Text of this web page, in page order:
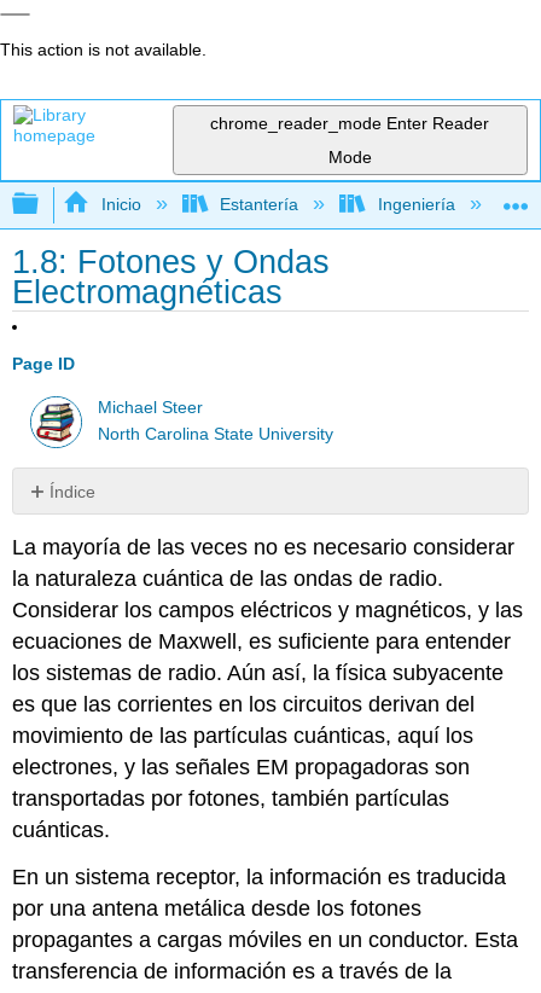
This action is not available.
chrome_reader_mode Enter Reader
Mode
Expandir/contraer jerarquía global
Inicio Estantería Ingeniería
1.8: Fotones y Ondas
Electromagnéticas
Page ID
Michael Steer
North Carolina State University
Índice
Sin
encabezados
La mayoría de las veces no es necesario considerar
la naturaleza cuántica de las ondas de radio.
Considerar los campos eléctricos y magnéticos, y las
ecuaciones de Maxwell, es suficiente para entender
los sistemas de radio. Aún así, la física subyacente
es que las corrientes en los circuitos derivan del
movimiento de las partículas cuánticas, aquí los
electrones, y las señales EM propagadoras son
transportadas por fotones, también partículas
cuánticas.
En un sistema receptor, la información es traducida
por una antena metálica desde los fotones
propagantes a cargas móviles en un conductor. Esta
transferencia de información es a través de la